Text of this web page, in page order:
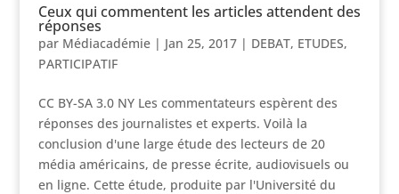
Ceux qui commentent les articles attendent des
réponses
par Médiacadémie| Jan 25, 2017| DEBAT, ETUDES,
PARTICIPATIF
CC BY-SA 3.0 NY Les commentateurs espèrent des
réponses des journalistes et experts. Voilà la
conclusion d'une large étude des lecteurs de 20
média américains, de presse écrite, audiovisuels ou
en ligne. Cette étude, produite par l'Université du